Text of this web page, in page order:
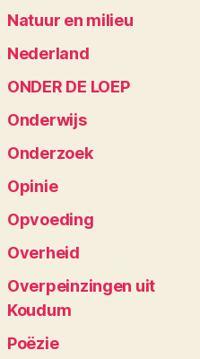
Natuur en milieu
Nederland
ONDER DE LOEP
Onderwijs
Onderzoek
Opinie
Opvoeding
Overheid
Overpeinzingen uit
Koudum
Poëzie